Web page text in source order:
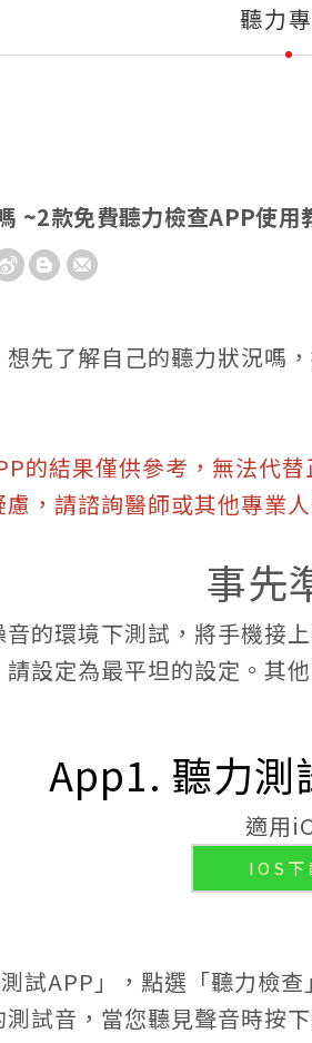
聽力
~2款免費聽力檢查APP使用
先了解自己的聽力狀況嗎
的結果僅供參考，無法代
，請諮詢醫師或其他專業人
事先
的環境下測試，將手機接上
設定為最平坦的設定。其
App1. 聽力測
適用
IOS下
試APP」，點選「聽力檢查
試音，當您聽見聲音時按